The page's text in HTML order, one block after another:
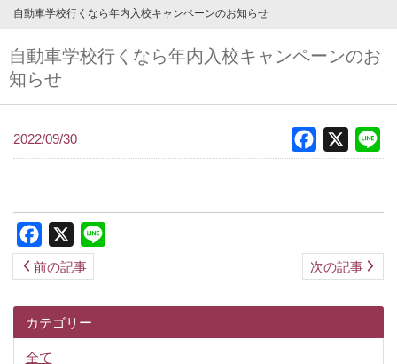
コ
ン
テ
自動車学校行くなら年内入校キャンペーンのお知らせ
自動車学校行くなら年内入校キャンペーンのお
知らせ
2022/09/30 Facebook
Facebook
前の記事 次の記事
カテゴリー
全て